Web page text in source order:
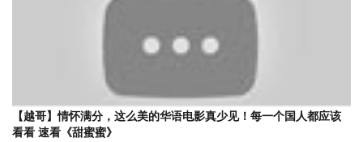
【越哥】情怀满分，这么美的华语电影真少见！每一个国人都应该
看看 速看《甜蜜蜜》